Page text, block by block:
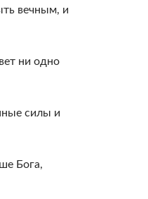
вечным, и
ни одно
силы и
Бога,